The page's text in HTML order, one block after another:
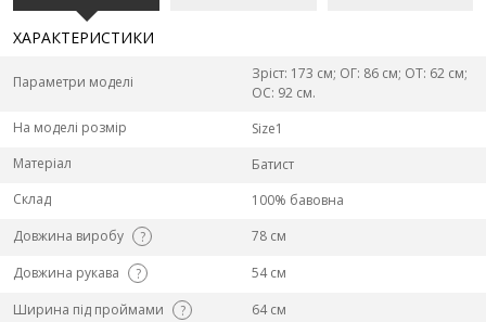
ХАРАКТЕРИСТИКИ
Параметри моделі
Зріст: 173 см; ОГ: 86 см; ОТ: 62 см;
ОС: 92 см.
На моделі розмір
Size1
Матеріал
Батист
Склад
100% бавовна
Довжина виробу
?
78 см
Довжина рукава
?
54 см
Ширина під проймами
?
64 см